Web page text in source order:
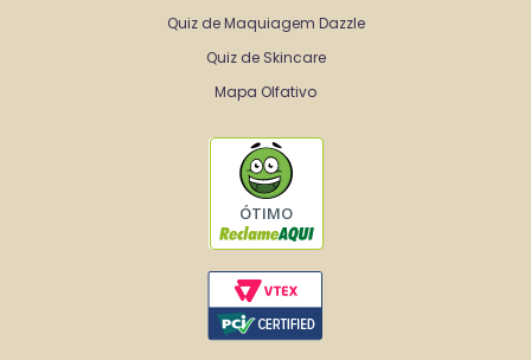
Quiz de Maquiagem Dazzle
Quiz de Skincare
Mapa Olfativo
ÓTIMO